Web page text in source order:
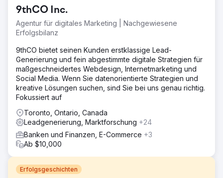
9thCO Inc.
Agentur für digitales Marketing | Nachgewiesene
Erfolgsbilanz
9thCO bietet seinen Kunden erstklassige Lead-
Generierung und fein abgestimmte digitale Strategien für
maßgeschneidertes Webdesign, Internetmarketing und
Social Media. Wenn Sie datenorientierte Strategien und
kreative Lösungen suchen, sind Sie bei uns genau richtig.
Fokussiert auf
Toronto, Ontario, Canada
Leadgenerierung, Marktforschung +24
Banken und Finanzen, E-Commerce +3
Ab $10,000
Erfolgsgeschichten